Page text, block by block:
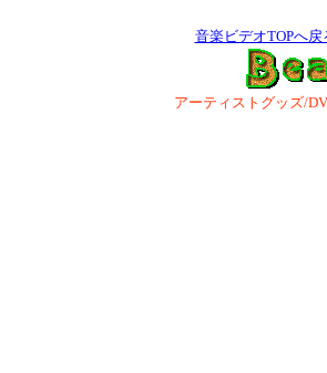
音楽ビデオTOPへ戻
アーティストグッズ/